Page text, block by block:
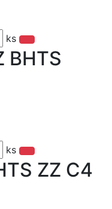
ks
BHTS
ks
ZZ C4